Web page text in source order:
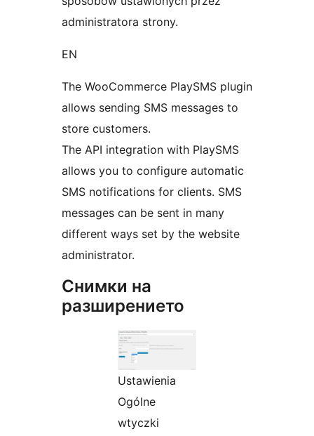
administratora strony.
EN
The WooCommerce PlaySMS plugin
allows sending SMS messages to
store customers.
The API integration with PlaySMS
allows you to configure automatic
SMS notifications for clients. SMS
messages can be sent in many
different ways set by the website
administrator.
Снимки на
разширението
Ustawienia
Ogólne
wtyczki